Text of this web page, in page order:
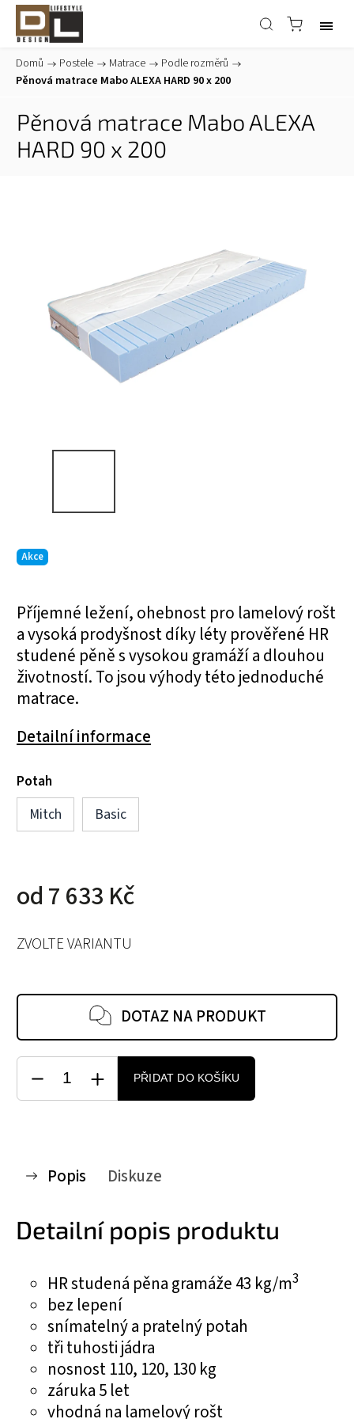
Domů / Postele / Matrace / Podle rozměrů /
Pěnová matrace Mabo ALEXA HARD 90 x 200
Pěnová matrace Mabo ALEXA
HARD 90 x 200
Příjemné ležení, ohebnost pro lamelový rošt
a vysoká prodyšnost díky léty prověřené HR
studené pěně s vysokou gramáží a dlouhou
životností. To jsou výhody této jednoduché
matrace.
Detailní informace
Akce
Potah
Mitch
Basic
od7 633 Kč
ZVOLTE VARIANTU
DOTAZ NA PRODUKT
PŘIDAT DO KOŠÍKU
Popis Diskuze
Detailní popis produktu
HR studená pěna gramáže 43 kg/m3
bez lepení
snímatelný a pratelný potah
tři tuhosti jádra
nosnost 110, 120, 130 kg
záruka 5 let
vhodná na lamelový rošt